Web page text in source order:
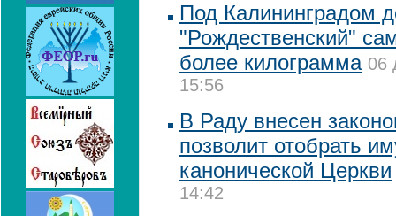
Под Калининградом
"Рождественский"
более килограмма 06
15:56
В Раду внесен
позволит отобрать
канонической Церкви
14:42